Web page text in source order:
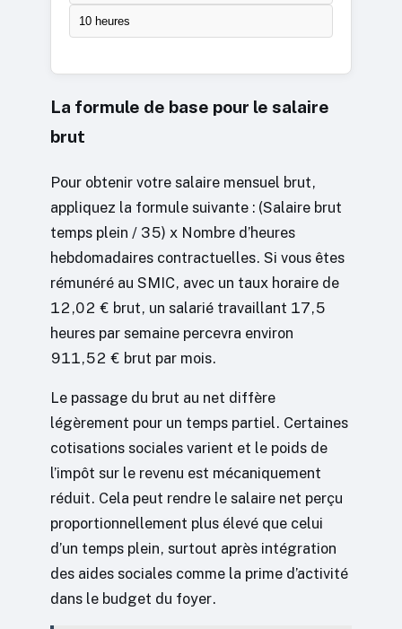
10 heures
La formule de base pour le salaire
brut
Pour obtenir votre salaire mensuel brut,
appliquez la formule suivante : (Salaire brut
temps plein / 35) x Nombre d’heures
hebdomadaires contractuelles. Si vous êtes
rémunéré au SMIC, avec un taux horaire de
12,02 € brut, un salarié travaillant 17,5
heures par semaine percevra environ
911,52 € brut par mois.
Le passage du brut au net diffère
légèrement pour un temps partiel. Certaines
cotisations sociales varient et le poids de
l’impôt sur le revenu est mécaniquement
réduit. Cela peut rendre le salaire net perçu
proportionnellement plus élevé que celui
d’un temps plein, surtout après intégration
des aides sociales comme la prime d’activité
dans le budget du foyer.